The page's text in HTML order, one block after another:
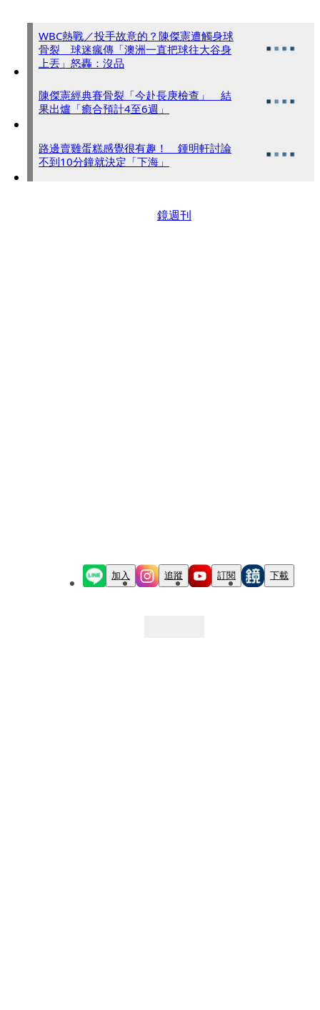
WBC熱戰／投手故意的？陳傑憲遭觸身球
骨裂 球迷瘋傳「澳洲一直把球往大谷身
上丟」怒轟：沒品
陳傑憲經典賽骨裂「今赴長庚檢查」 結
果出爐「癒合預計4至6週」
路邊賣雞蛋糕感覺很有趣！ 鍾明軒討論
不到10分鐘就決定「下海」
鏡週刊
加入 追蹤 訂閱 下載